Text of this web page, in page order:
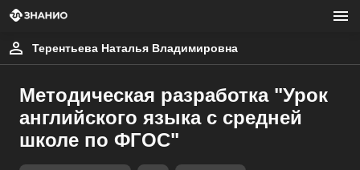
Терентьева Наталья Владимировна
Методическая разработка "Урок
английского языка с средней
школе по ФГОС"